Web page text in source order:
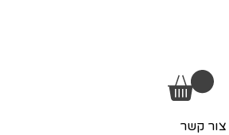
צור קשר